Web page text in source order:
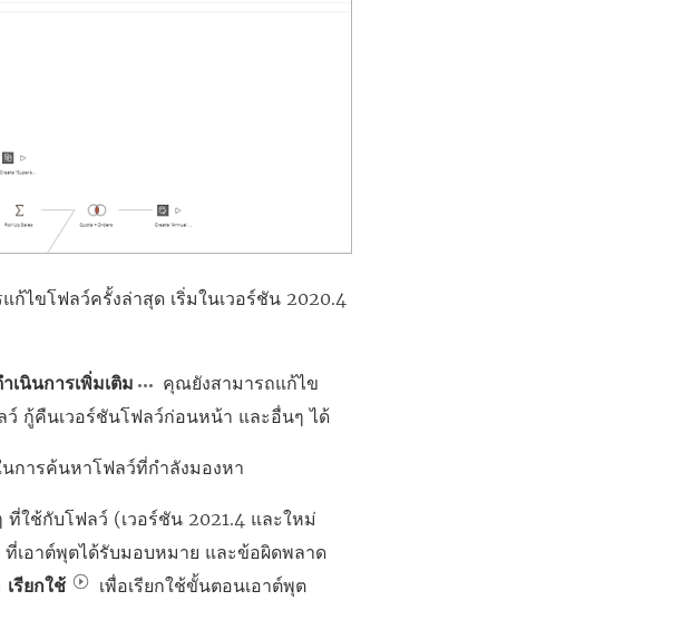
ไขโฟลว์ครั้งล่าสุด เริ่มในเวอร์ชัน 2020.4
เนินการเพิ่มเติม
คุณยังสามารถแก้ไข
ว์ กู้คืนเวอร์ชันโฟลว์ก่อนหน้า และอื่นๆ ได้
การค้นหาโฟลว์ที่กำลังมองหา
ใช้กับโฟลว์ (เวอร์ชัน 2021.4 และใหม่
ที่เอาต์พุตได้รับมอบหมาย และข้อผิดพลาด
เรียกใช้
เพื่อเรียกใช้ขั้นตอนเอาต์พุต